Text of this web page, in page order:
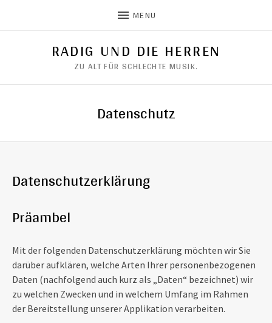
MENU
RADIG UND DIE HERREN
ZU ALT FÜR SCHLECHTE MUSIK.
Datenschutz
Datenschutzerklärung
Präambel
Mit der folgenden Datenschutzerklärung möchten wir Sie
darüber aufklären, welche Arten Ihrer personenbezogenen
Daten (nachfolgend auch kurz als „Daten“ bezeichnet) wir
zu welchen Zwecken und in welchem Umfang im Rahmen
der Bereitstellung unserer Applikation verarbeiten.